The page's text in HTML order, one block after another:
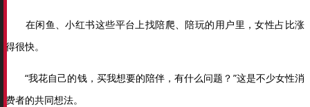
在闲鱼、小红书这些平台上找陪爬、陪玩的用户里，女性占比涨
得很快。
“我花自己的钱，买我想要的陪伴，有什么问题？”这是不少女性消
费者的共同想法。